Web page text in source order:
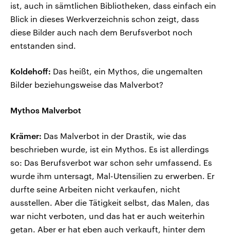
ist, auch in sämtlichen Bibliotheken, dass einfach ein
Blick in dieses Werkverzeichnis schon zeigt, dass
diese Bilder auch nach dem Berufsverbot noch
entstanden sind.
Koldehoff: Das heißt, ein Mythos, die ungemalten
Bilder beziehungsweise das Malverbot?
Mythos Malverbot
Krämer: Das Malverbot in der Drastik, wie das
beschrieben wurde, ist ein Mythos. Es ist allerdings
so: Das Berufsverbot war schon sehr umfassend. Es
wurde ihm untersagt, Mal-Utensilien zu erwerben. Er
durfte seine Arbeiten nicht verkaufen, nicht
ausstellen. Aber die Tätigkeit selbst, das Malen, das
war nicht verboten, und das hat er auch weiterhin
getan. Aber er hat eben auch verkauft, hinter dem